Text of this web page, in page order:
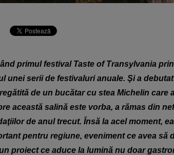
primul festival Taste of Transylvania
unei serii de festivaluri anuale. Şi a
de un bucătar cu stea Michelin care
această salină este vorba, a rămas din
de anul trecut. Însă la acel moment,
pentru regiune, eveniment ce avea să
proiect ce aduce la lumină nu doar